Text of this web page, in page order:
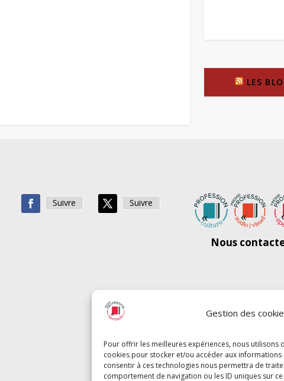
Gestion des
Pour offrir les meilleures expériences, nous utilisons
cookies pour stocker et/ou accéder aux informations
consentir à ces technologies nous permettra de
comportement de navigation ou les ID uniques sur
LES
Suivre Suivre
Nous